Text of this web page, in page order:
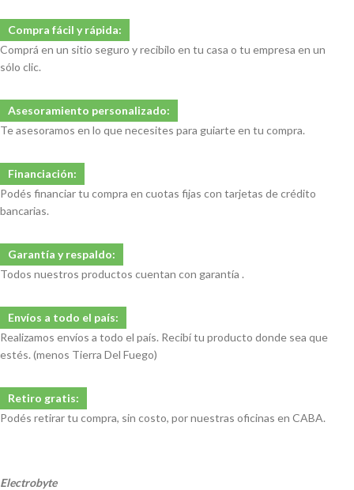
Compra fácil y rápida:
Comprá en un sitio seguro y recibilo en tu casa o tu empresa en un
sólo clic.
Asesoramiento personalizado:
Te asesoramos en lo que necesites para guiarte en tu compra.
Financiación:
Podés financiar tu compra en cuotas fijas con tarjetas de crédito
bancarias.
Garantía y respaldo:
Todos nuestros productos cuentan con garantía .
Envíos a todo el país:
Realizamos envíos a todo el país. Recibí tu producto donde sea que
estés. (menos Tierra Del Fuego)
Retiro gratis:
Podés retirar tu compra, sin costo, por nuestras oficinas en CABA.
Electrobyte